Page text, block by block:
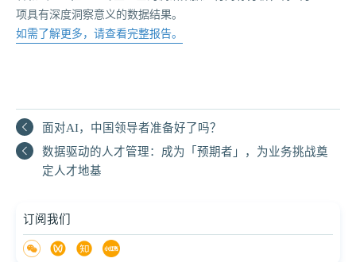
项具有深度洞察意义的数据结果。
如需了解更多，请查看完整报告。
面对AI，中国领导者准备好了吗？
数据驱动的人才管理：成为「预期者」，为业务挑战奠
定人才地基
订阅我们